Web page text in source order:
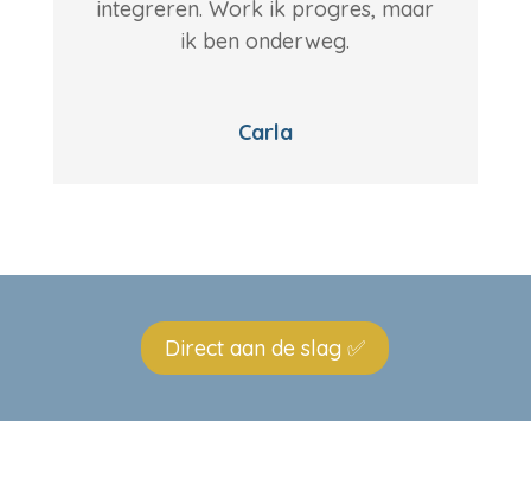
integreren. Work ik progres, maar
ik ben onderweg.
Carla
Direct aan de slag ✅